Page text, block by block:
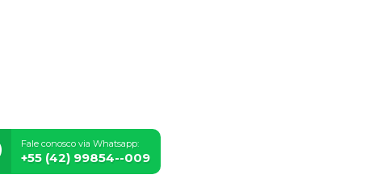
Fale conosco via Whatsapp:
+55 (42) 99854--009